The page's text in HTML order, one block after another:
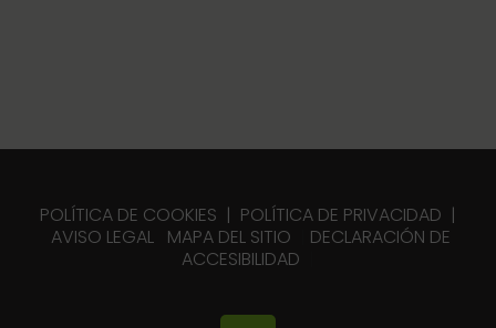
POLÍTICA DE COOKIES | POLÍTICA DE PRIVACIDAD |
AVISO LEGAL MAPA DEL SITIO
DECLARACIÓN DE
ACCESIBILIDAD